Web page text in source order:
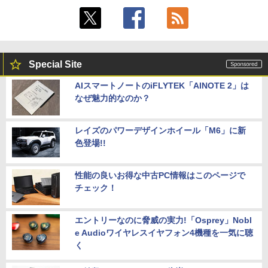
Special Site
AIスマートノートのiFLYTEK「AINOTE 2」は
なぜ魅力的なのか？
レイズのパワーデザインホイール「M6」に新
色登場!!
性能の良いお得な中古PC情報はこのページで
チェック！
エントリーなのに脅威の実力!「Osprey」Nobl
e Audioワイヤレスイヤフォン4機種を一気に聴
く